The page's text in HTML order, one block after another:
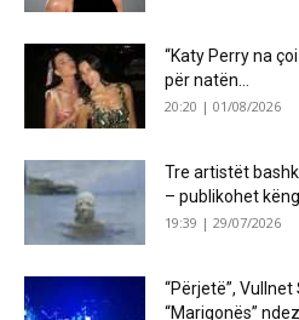
“Katy Perry na
për natën...
20:20 | 01/08/2026
Tre artistët
– publikohet
19:39 | 29/07/2026
“Përjetë”,
“Marigonës”